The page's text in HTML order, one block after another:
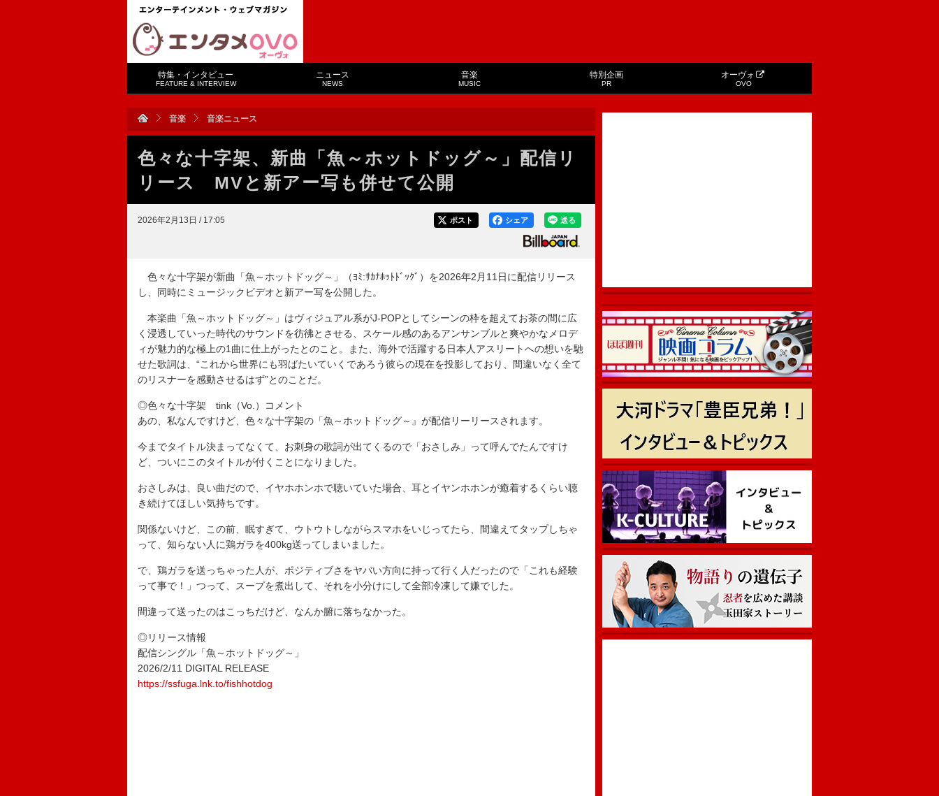
特集・インタビュー
FEATURE & INTERVIEW
ニュース
NEWS
音楽
MUSIC
特別企画
PR
オーヴォ
OVO
音楽 音楽ニュース
色々な十字架、新曲「魚～ホットドッグ～」配信リ
リース MVと新アー写も併せて公開
2026年2月13日 / 17:05 送る
シェア
ポスト
色々な十字架が新曲「魚～ホットドッグ～」（ﾖﾐ:ｻｶﾅﾎｯﾄﾄﾞｯｸﾞ）を2026年2月11日に配信リリース
し、同時にミュージックビデオと新アー写を公開した。
本楽曲「魚～ホットドッグ～」はヴィジュアル系がJ-POPとしてシーンの枠を超えてお茶の間に広
く浸透していった時代のサウンドを彷彿とさせる、スケール感のあるアンサンブルと爽やかなメロデ
ィが魅力的な極上の1曲に仕上がったとのこと。また、海外で活躍する日本人アスリートへの想いを馳
せた歌詞は、“これから世界にも羽ばたいていくであろう彼らの現在を投影しており、間違いなく全て
のリスナーを感動させるはず”とのことだ。
◎色々な十字架 tink（Vo.）コメント
あの、私なんですけど、色々な十字架の「魚～ホットドッグ～』が配信リーリースされます。
今までタイトル決まってなくて、お刺身の歌詞が出てくるので「おさしみ」って呼んでたんですけ
ど、ついにこのタイトルが付くことになりました。
おさしみは、良い曲だので、イヤホホンホで聴いていた場合、耳とイヤンホホンが癒着するくらい聴
き続けてほしい気持ちです。
関係ないけど、この前、眠すぎて、ウトウトしながらスマホをいじってたら、間違えてタップしちゃ
って、知らない人に鶏ガラを400kg送ってしまいました。
で、鶏ガラを送っちゃった人が、ポジティブさをヤバい方向に持って行く人だったので「これも経験
って事で！」つって、スープを煮出して、それを小分けにして全部冷凍して嫌でした。
間違って送ったのはこっちだけど、なんか腑に落ちなかった。
◎リリース情報
配信シングル「魚～ホットドッグ～」
2026/2/11 DIGITAL RELEASE
https://ssfuga.lnk.to/fishhotdog